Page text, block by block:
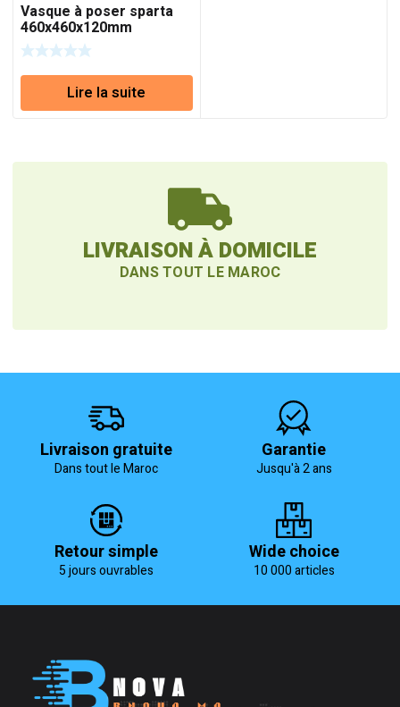
Vasque à poser sparta
460x460x120mm
Lire la suite
LIVRAISON À DOMICILE
DANS TOUT LE MAROC
Livraison gratuite
Dans tout le Maroc
Garantie
Jusqu'à 2 ans
Retour simple
5 jours ouvrables
Wide choice
10 000 articles